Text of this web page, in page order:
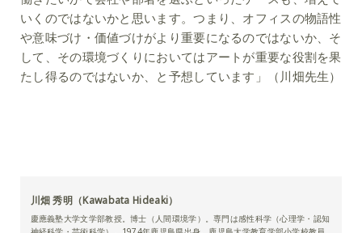
いくのではないかと思います。つまり、オフィスの物語性
や意味づけ・価値づけがより重要になるのではないか、そ
して、その環境づくりにおいてはアートが重要な役割を果
たし得るのではないか、と予想しています」（川畑先生）
川畑 秀明（Kawabata Hideaki）
慶應義塾大学文学部教授。博士（人間環境学）。専門は感性科学（心理学・認知